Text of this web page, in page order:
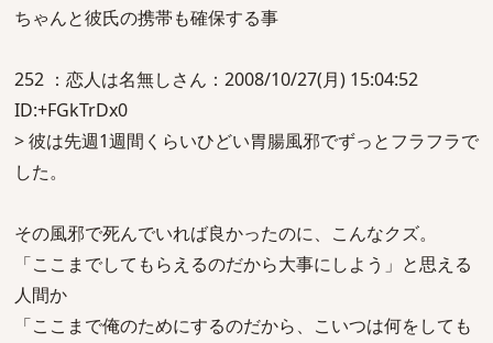
ちゃんと彼氏の携帯も確保する事
252 ：恋人は名無しさん：2008/10/27(月) 15:04:52
ID:+FGkTrDx0
> 彼は先週1週間くらいひどい胃腸風邪でずっとフラフラで
した。
その風邪で死んでいれば良かったのに、こんなクズ。
「ここまでしてもらえるのだから大事にしよう」と思える
人間か
「ここまで俺のためにするのだから、こいつは何をしても